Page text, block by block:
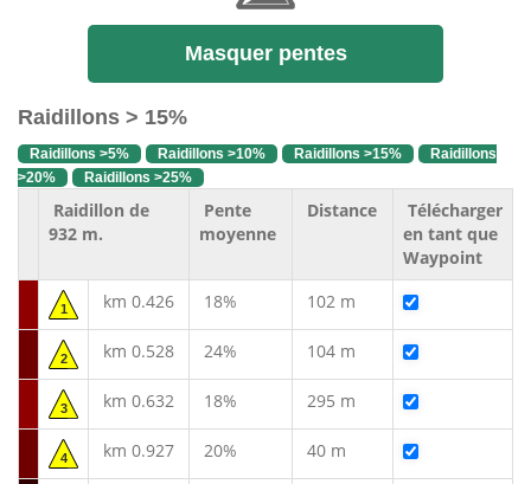
Masquer pentes
Raidillons > 15%
Raidillons >5% Raidillons >10% Raidillons >15%
Raidillons
>20%
Raidillons >25%
Raidillon de
932 m.
Pente
moyenne
Distance
Télécharger
en tant que
Waypoint
1 km 0.426 18% 102 m
2 km 0.528 24% 104 m
3 km 0.632 18% 295 m
4 km 0.927 20% 40 m